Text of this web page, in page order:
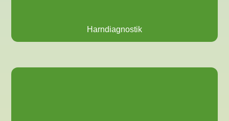
Harndiagnostik